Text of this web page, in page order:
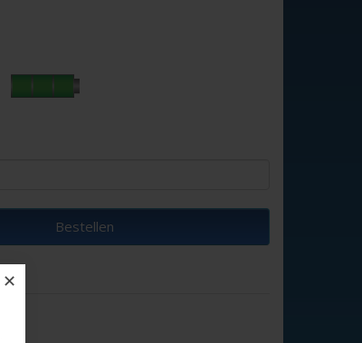
Bestellen
✕